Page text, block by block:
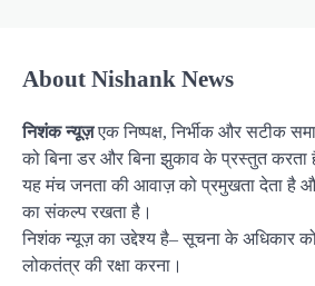
About Nishank News
निशंक न्यूज़एक निष्पक्ष, निर्भीक और सटीक
को बिना डर और बिना झुकाव के प्रस्तुत करता
यह मंच जनता की आवाज़ को प्रमुखता देता है
का संकल्प रखता है।
निशंक न्यूज़ का उद्देश्य है– सूचना के अधिकार
लोकतंत्र की रक्षा करना।